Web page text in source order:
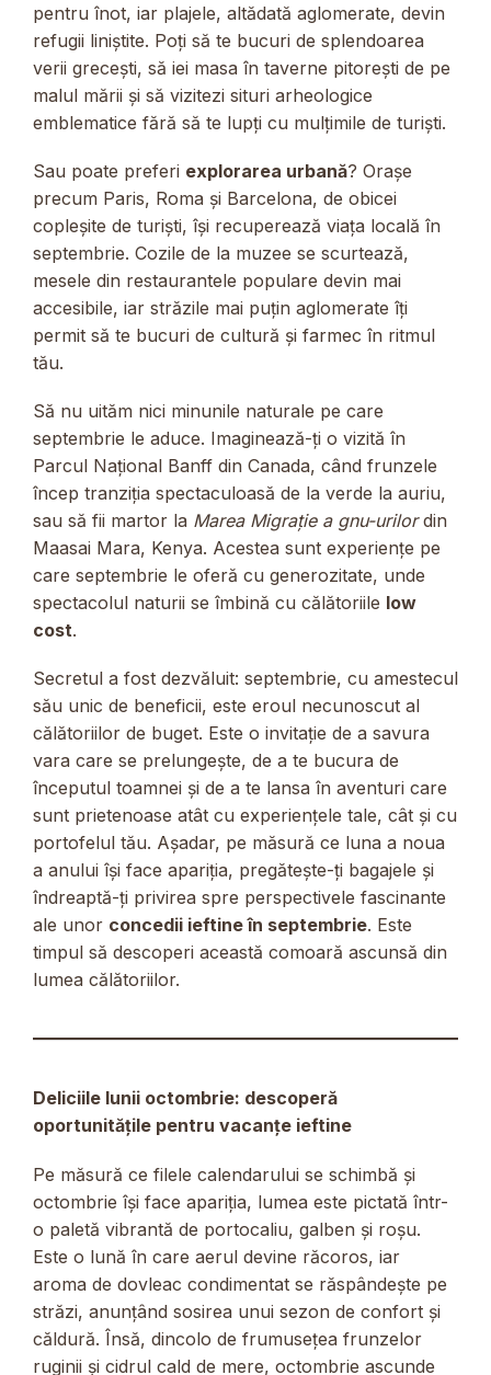
pentru înot, iar plajele, altădată aglomerate, devin
refugii liniștite. Poți să te bucuri de splendoarea
verii grecești, să iei masa în taverne pitorești de pe
malul mării și să vizitezi situri arheologice
emblematice fără să te lupți cu mulțimile de turiști.
Sau poate preferi explorarea urbană? Orașe
precum Paris, Roma și Barcelona, de obicei
copleșite de turiști, își recuperează viața locală în
septembrie. Cozile de la muzee se scurtează,
mesele din restaurantele populare devin mai
accesibile, iar străzile mai puțin aglomerate îți
permit să te bucuri de cultură și farmec în ritmul
tău.
Să nu uităm nici minunile naturale pe care
septembrie le aduce. Imaginează-ți o vizită în
Parcul Național Banff din Canada, când frunzele
încep tranziția spectaculoasă de la verde la auriu,
sau să fii martor la Marea Migrație a gnu-urilordin
Maasai Mara, Kenya. Acestea sunt experiențe pe
care septembrie le oferă cu generozitate, unde
spectacolul naturii se îmbină cu călătoriile low
cost.
Secretul a fost dezvăluit: septembrie, cu amestecul
său unic de beneficii, este eroul necunoscut al
călătoriilor de buget. Este o invitație de a savura
vara care se prelungește, de a te bucura de
începutul toamnei și de a te lansa în aventuri care
sunt prietenoase atât cu experiențele tale, cât și cu
portofelul tău. Așadar, pe măsură ce luna a noua
a anului își face apariția, pregătește-ți bagajele și
îndreaptă-ți privirea spre perspectivele fascinante
ale unor concedii ieftine în septembrie. Este
timpul să descoperi această comoară ascunsă din
lumea călătoriilor.
Deliciile lunii octombrie: descoperă
oportunitățile pentru vacanțe ieftine
Pe măsură ce filele calendarului se schimbă și
octombrie își face apariția, lumea este pictată într-
o paletă vibrantă de portocaliu, galben și roșu.
Este o lună în care aerul devine răcoros, iar
aroma de dovleac condimentat se răspândește pe
străzi, anunțând sosirea unui sezon de confort și
căldură. Însă, dincolo de frumusețea frunzelor
ruginii și cidrul cald de mere, octombrie ascunde